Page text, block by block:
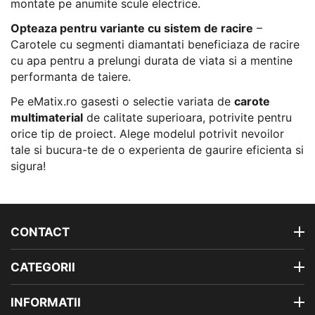
montate pe anumite scule electrice.
Opteaza pentru variante cu sistem de racire –
Carotele cu segmenti diamantati beneficiaza de racire
cu apa pentru a prelungi durata de viata si a mentine
performanta de taiere.
Pe eMatix.ro gasesti o selectie variata de carote
multimaterial de calitate superioara, potrivite pentru
orice tip de proiect. Alege modelul potrivit nevoilor
tale si bucura-te de o experienta de gaurire eficienta si
sigura!
CONTACT
CATEGORII
INFORMATII